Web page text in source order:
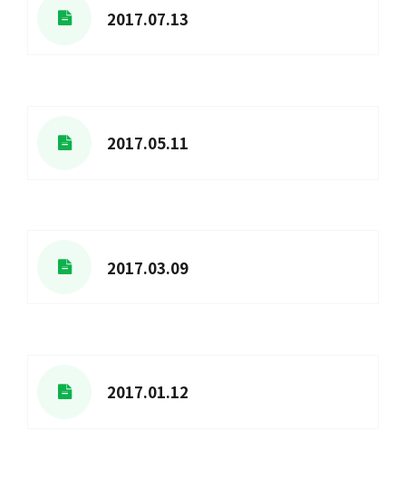
2017.07.13
2017.05.11
2017.03.09
2017.01.12